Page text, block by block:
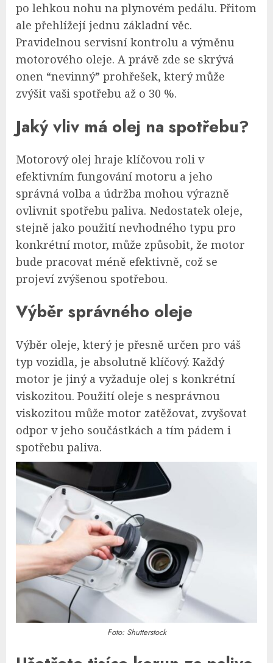
po lehkou nohu na plynovém pedálu. Přitom
ale přehlížejí jednu základní věc.
Pravidelnou servisní kontrolu a výměnu
motorového oleje. A právě zde se skrývá
onen “nevinný” prohřešek, který může
zvýšit vaši spotřebu až o 30 %.
Jaký vliv má olej na spotřebu?
Motorový olej hraje klíčovou roli v
efektivním fungování motoru a jeho
správná volba a údržba mohou výrazně
ovlivnit spotřebu paliva. Nedostatek oleje,
stejně jako použití nevhodného typu pro
konkrétní motor, může způsobit, že motor
bude pracovat méně efektivně, což se
projeví zvýšenou spotřebou.
Výběr správného oleje
Výběr oleje, který je přesně určen pro váš
typ vozidla, je absolutně klíčový. Každý
motor je jiný a vyžaduje olej s konkrétní
viskozitou. Použití oleje s nesprávnou
viskozitou může motor zatěžovat, zvyšovat
odpor v jeho součástkách a tím pádem i
spotřebu paliva.
Foto: Shutterstock